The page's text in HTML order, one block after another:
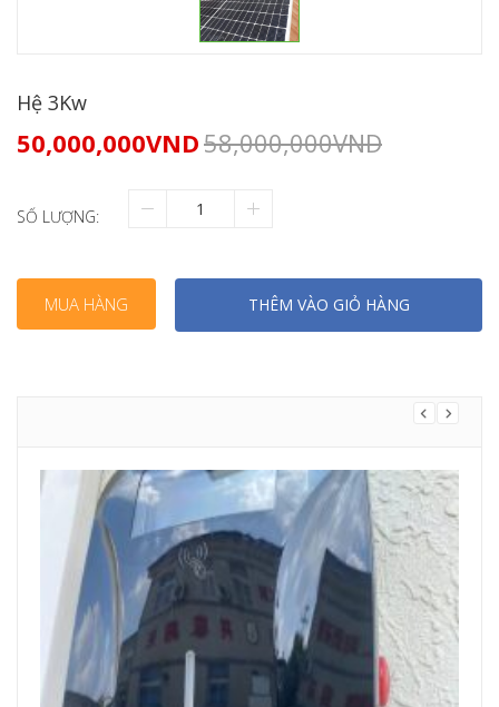
Hệ 3Kw
50,000,000VND58,000,000VND
SỐ LƯỢNG:
MUA HÀNG THÊM VÀO GIỎ HÀNG